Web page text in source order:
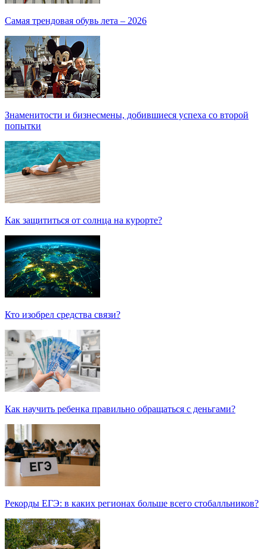
Самая трендовая обувь лета – 2026
Знаменитости и бизнесмены, добившиеся успеха со второй
попытки
Как защититься от солнца на курорте?
Кто изобрел средства связи?
Как научить ребенка правильно обращаться с деньгами?
Рекорды ЕГЭ: в каких регионах больше всего стобалльников?